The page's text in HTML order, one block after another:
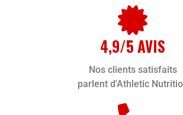
4,9/5 AVIS
Nos clients satisfaits
parlent d'Athletic